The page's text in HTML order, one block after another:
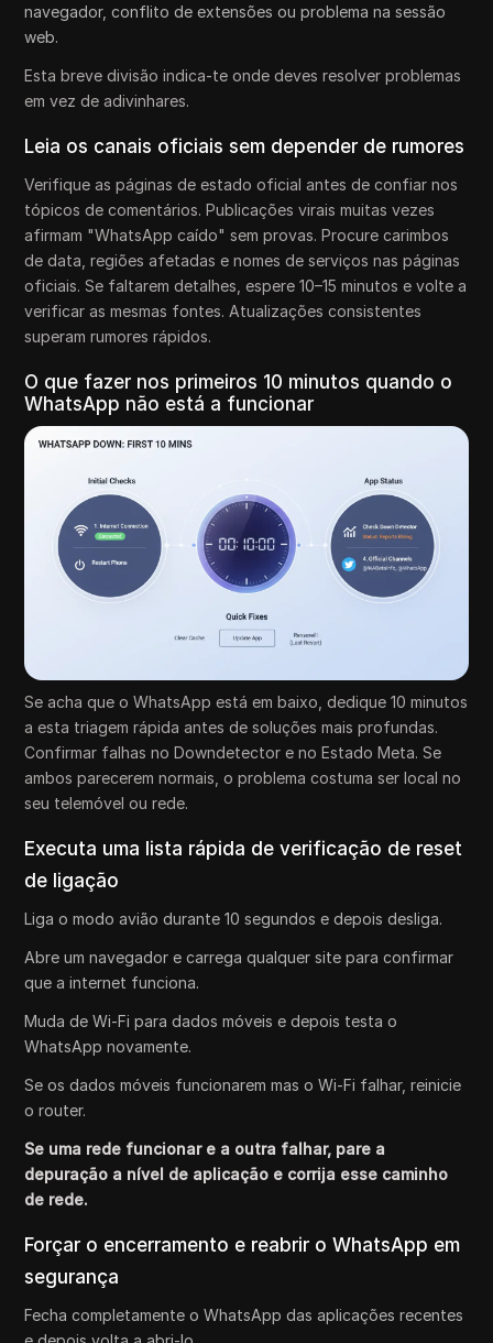
navegador, conflito de extensões ou problema na sessão
web.
Esta breve divisão indica-te onde deves resolver problemas
em vez de adivinhares.
Leia os canais oficiais sem depender de rumores
Verifique as páginas de estado oficial antes de confiar nos
tópicos de comentários. Publicações virais muitas vezes
afirmam "WhatsApp caído" sem provas. Procure carimbos
de data, regiões afetadas e nomes de serviços nas páginas
oficiais. Se faltarem detalhes, espere 10–15 minutos e volte a
verificar as mesmas fontes. Atualizações consistentes
superam rumores rápidos.
O que fazer nos primeiros 10 minutos quando o
WhatsApp não está a funcionar
Se acha que o WhatsApp está em baixo, dedique 10 minutos
a esta triagem rápida antes de soluções mais profundas.
Confirmar falhas no Downdetector e no Estado Meta. Se
ambos parecerem normais, o problema costuma ser local no
seu telemóvel ou rede.
Executa uma lista rápida de verificação de reset
de ligação
Liga o modo avião durante 10 segundos e depois desliga.
Abre um navegador e carrega qualquer site para confirmar
que a internet funciona.
Muda de Wi-Fi para dados móveis e depois testa o
WhatsApp novamente.
Se os dados móveis funcionarem mas o Wi-Fi falhar, reinicie
o router.
Se uma rede funcionar e a outra falhar, pare a
depuração a nível de aplicação e corrija esse caminho
de rede.
Forçar o encerramento e reabrir o WhatsApp em
segurança
Fecha completamente o WhatsApp das aplicações recentes